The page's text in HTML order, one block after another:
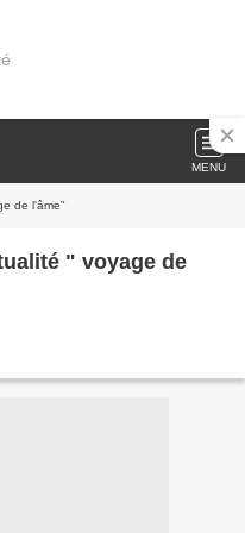
MENU
de l'âme"
" voyage de